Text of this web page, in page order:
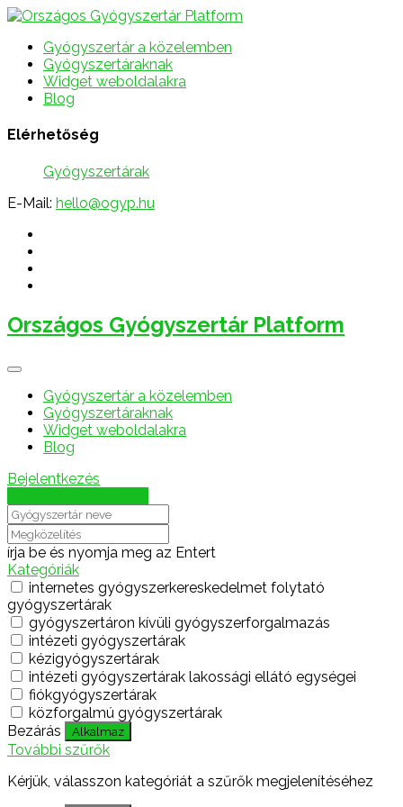
Gyógyszertár a közelemben
Gyógyszertáraknak
Widget weboldalakra
Blog
Elérhetőség
Gyógyszertárak
E-Mail: hello@ogyp.hu
Országos Gyógyszertár Platform
Gyógyszertár a közelemben
Gyógyszertáraknak
Widget weboldalakra
Blog
Bejelentkezés
írja be és nyomja meg az Entert
Kategóriák
internetes gyógyszerkereskedelmet folytató
gyógyszertárak
gyógyszertáron kívüli gyógyszerforgalmazás
intézeti gyógyszertárak
kézigyógyszertárak
intézeti gyógyszertárak lakossági ellátó egységei
fiókgyógyszertárak
közforgalmú gyógyszertárak
Bezárás
Alkalmaz
További szűrők
Kérjük, válasszon kategóriát a szűrők megjelenítéséhez